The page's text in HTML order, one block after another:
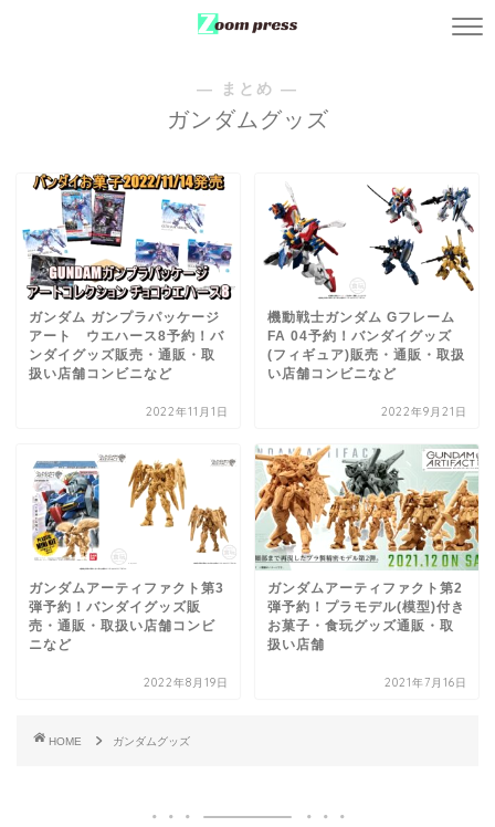
― まとめ ―
ガンダムグッズ
ガンダム ガンプラパッケージ
アート ウエハース8予約！バ
ンダイグッズ販売・通販・取
扱い店舗コンビニなど
2022年11月1日
機動戦士ガンダム Gフレーム
FA 04予約！バンダイグッズ
(フィギュア)販売・通販・取扱
い店舗コンビニなど
2022年9月21日
ガンダムアーティファクト第3
弾予約！バンダイグッズ販
売・通販・取扱い店舗コンビ
ニなど
2022年8月19日
ガンダムアーティファクト第2
弾予約！プラモデル(模型)付き
お菓子・食玩グッズ通販・取
扱い店舗
2021年7月16日
HOME ガンダムグッズ